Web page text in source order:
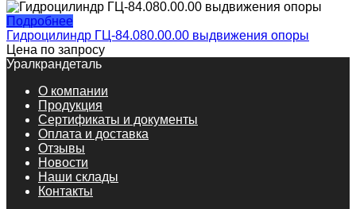
Подробнее
Гидроцилиндр ГЦ-84.080.00.00 выдвижения опоры
Цена по запросу
Уралкрандеталь
О компании
Продукция
Сертификаты и документы
Оплата и доставка
Отзывы
Новости
Наши склады
Контакты